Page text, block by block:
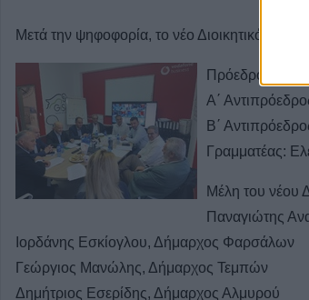
Μετά την ψηφοφορία, το νέο Διοικητικό
Πρόεδρος:
Α΄
Β΄
Γραμματέας:
Μέλη του νέου
Παναγιώτης
Ιορδάνης Εσκίογλου, Δήμαρχος Φαρσάλων
Γεώργιος Μανώλης, Δήμαρχος Τεμπών
Δημήτριος Εσερίδης, Δήμαρχος Αλμυρού